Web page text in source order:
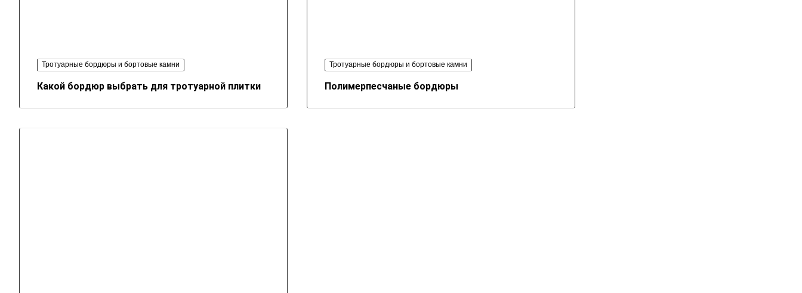
Тротуарные бордюры и бортовые камни
Какой бордюр выбрать для тротуарной плитки
Тротуарные бордюры и бортовые камни
Полимерпесчаные бордюры